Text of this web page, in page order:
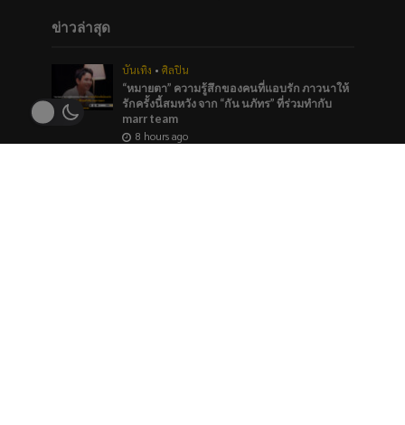
ข่าวล่าสุด
บันเทิง • ศิลปิน
“หมายตา” ความรู้สึกของคนที่แอบรัก ภาวนาให้
รักครั้งนี้สมหวัง จาก “กัน นภัทร” ที่ร่วมทำกับ
marr team
8 hours ago